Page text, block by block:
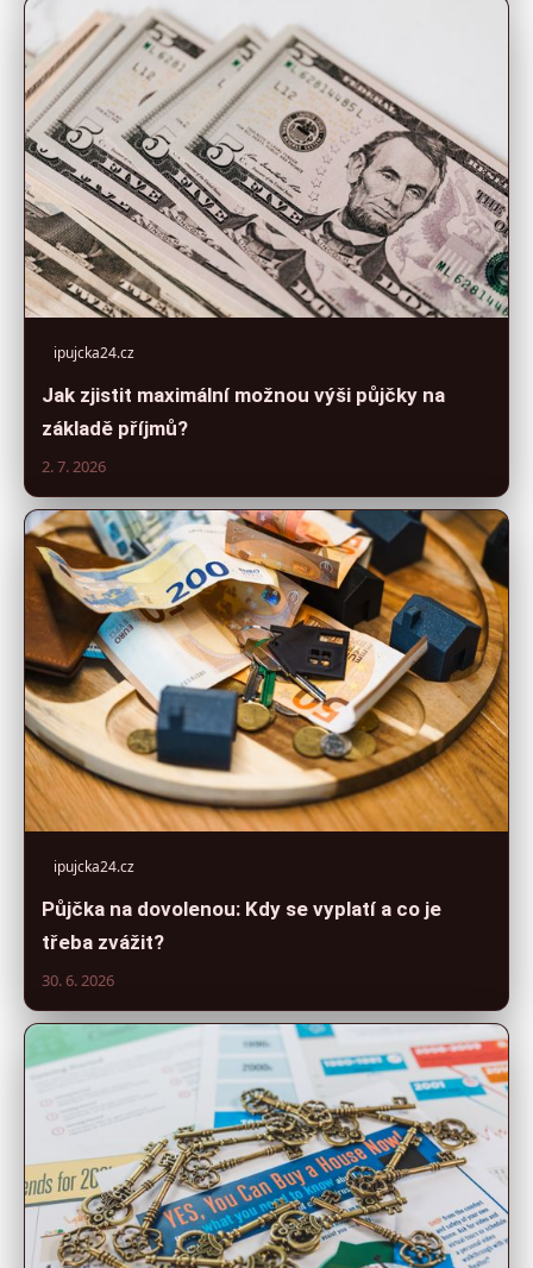
ipujcka24.cz
Jak zjistit maximální možnou výši půjčky na
základě příjmů?
2. 7. 2026
ipujcka24.cz
Půjčka na dovolenou: Kdy se vyplatí a co je
třeba zvážit?
30. 6. 2026